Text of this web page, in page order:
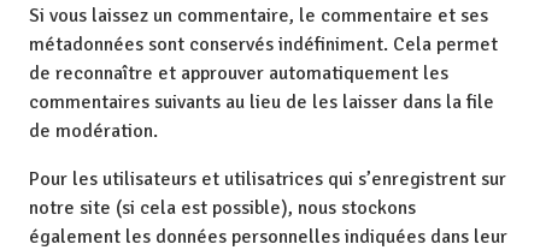
Si vous laissez un commentaire, le commentaire et ses
métadonnées sont conservés indéfiniment. Cela permet
de reconnaître et approuver automatiquement les
commentaires suivants au lieu de les laisser dans la file
de modération.
Pour les utilisateurs et utilisatrices qui s’enregistrent sur
notre site (si cela est possible), nous stockons
également les données personnelles indiquées dans leur